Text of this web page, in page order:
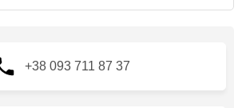
+38 093 711 87 37